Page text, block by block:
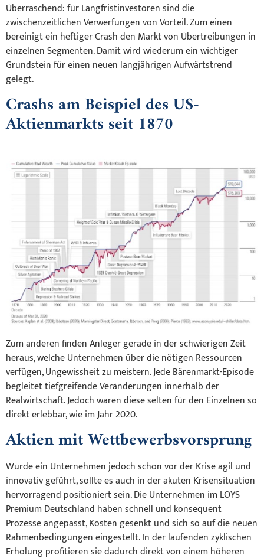
Überraschend: für Langfristinvestoren sind die
zwischenzeitlichen Verwerfungen von Vorteil. Zum einen
bereinigt ein heftiger Crash den Markt von Übertreibungen in
einzelnen Segmenten. Damit wird wiederum ein wichtiger
Grundstein für einen neuen langjährigen Aufwärtstrend
gelegt.
Crashs am Beispiel des US-
Aktienmarkts seit 1870
Zum anderen finden Anleger gerade in der schwierigen Zeit
heraus, welche Unternehmen über die nötigen Ressourcen
verfügen, Ungewissheit zu meistern. Jede Bärenmarkt-Episode
begleitet tiefgreifende Veränderungen innerhalb der
Realwirtschaft. Jedoch waren diese selten für den Einzelnen so
direkt erlebbar, wie im Jahr 2020.
Aktien mit Wettbewerbsvorsprung
Wurde ein Unternehmen jedoch schon vor der Krise agil und
innovativ geführt, sollte es auch in der akuten Krisensituation
hervorragend positioniert sein. Die Unternehmen im LOYS
Premium Deutschland haben schnell und konsequent
Prozesse angepasst, Kosten gesenkt und sich so auf die neuen
Rahmenbedingungen eingestellt. In der laufenden zyklischen
Erholung profitieren sie dadurch direkt von einem höheren